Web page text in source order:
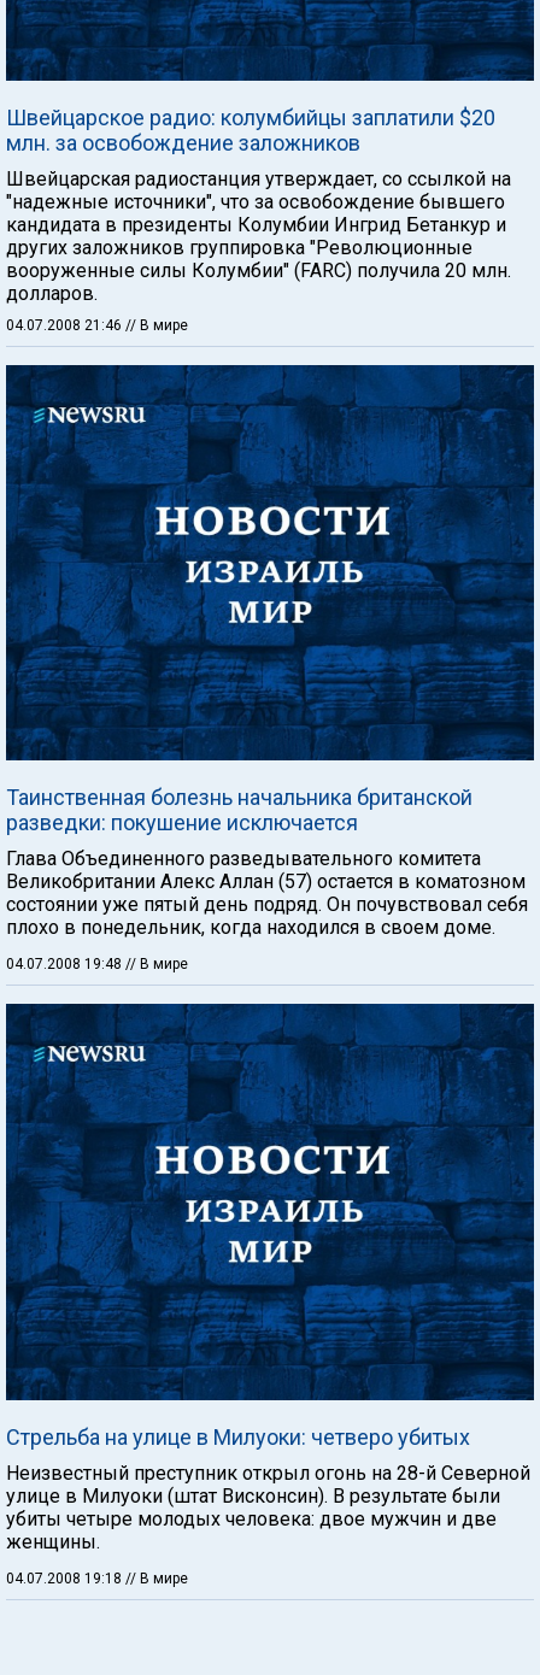
Швейцарское радио: колумбийцы заплатили $20
млн. за освобождение заложников
Швейцарская радиостанция утверждает, со ссылкой на
"надежные источники", что за освобождение бывшего
кандидата в президенты Колумбии Ингрид Бетанкур и
других заложников группировка "Революционные
вооруженные силы Колумбии" (FARC) получила 20 млн.
долларов.
04.07.2008 21:46 // В мире
Таинственная болезнь начальника британской
разведки: покушение исключается
Глава Объединенного разведывательного комитета
Великобритании Алекс Аллан (57) остается в коматозном
состоянии уже пятый день подряд. Он почувствовал себя
плохо в понедельник, когда находился в своем доме.
04.07.2008 19:48 // В мире
Стрельба на улице в Милуоки: четверо убитых
Неизвестный преступник открыл огонь на 28-й Северной
улице в Милуоки (штат Висконсин). В результате были
убиты четыре молодых человека: двое мужчин и две
женщины.
04.07.2008 19:18 // В мире